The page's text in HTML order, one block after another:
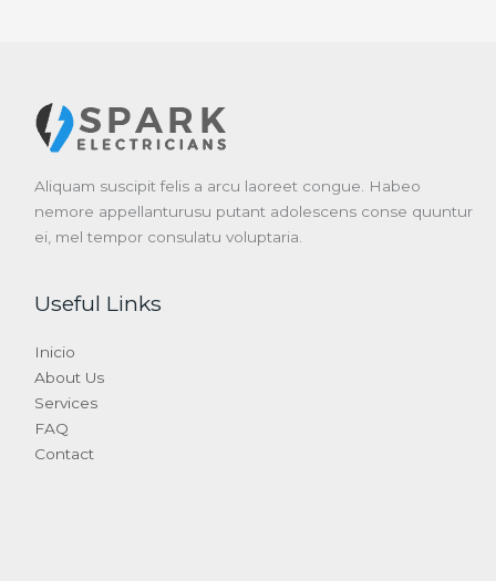
Aliquam suscipit felis a arcu laoreet congue. Habeo
nemore appellanturusu putant adolescens conse quuntur
ei, mel tempor consulatu voluptaria.
Useful Links
Inicio
About Us
Services
FAQ
Contact